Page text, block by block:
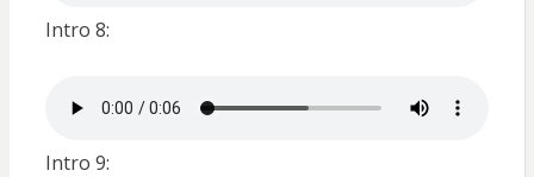
Intro 8:
Intro 9: